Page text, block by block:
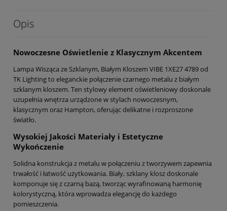
Opis
Nowoczesne Oświetlenie z Klasycznym Akcentem
Lampa Wisząca ze Szklanym, Białym Kloszem VIBE 1XE27 4789 od
TK Lighting to eleganckie połączenie czarnego metalu z białym
szklanym kloszem. Ten stylowy element oświetleniowy doskonale
uzupełnia wnętrza urządzone w stylach nowoczesnym,
klasycznym oraz Hampton, oferując delikatne i rozproszone
światło.
Wysokiej Jakości Materiały i Estetyczne
Wykończenie
Solidna konstrukcja z metalu w połączeniu z tworzywem zapewnia
trwałość i łatwość użytkowania. Biały, szklany klosz doskonale
komponuje się z czarną bazą, tworząc wyrafinowaną harmonię
kolorystyczną, która wprowadza elegancję do każdego
pomieszczenia.